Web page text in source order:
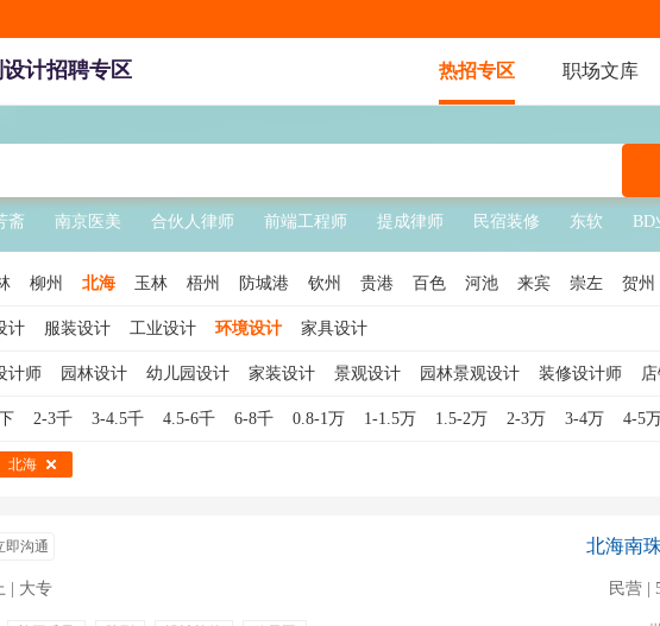
计招聘专区 热招专区 职场文库
斋 南京医美 合伙人律师 前端工程师 提成律师 民宿装修 东软 BD
柳州 北海 玉林 梧州 防城港 钦州 贵港 百色 河池 来宾 崇左 贺州
计 服装设计 工业设计 环境设计 家具设计
计师 园林设计 幼儿园设计 家装设计 景观设计 园林景观设计 装修设计师
室内装潢设计 展览设计 舞美设计 景观设计师 CAD设计 景观规划设计 橱窗设
2-3千 3-4.5千 4.5-6千 6-8千 0.8-1万 1-1.5万 1.5-2万 2-3万 3-4万 4-5
北海
即沟通
| 大专
北海南
民营 |